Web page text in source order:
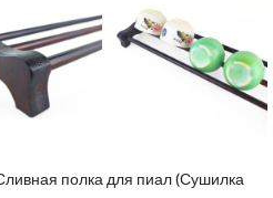
полка для пиал (Сушилка